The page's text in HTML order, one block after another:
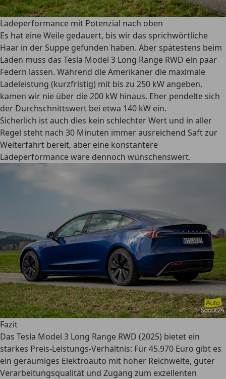
Ladeperformance mit Potenzial nach oben
Es hat eine Weile gedauert, bis wir das sprichwörtliche
Haar in der Suppe gefunden haben. Aber spätestens beim
Laden muss das Tesla Model 3 Long Range RWD ein paar
Federn lassen. Während die Amerikaner die maximale
Ladeleistung (kurzfristig) mit bis zu 250 kW angeben,
kamen wir nie über die 200 kW hinaus. Eher pendelte sich
der Durchschnittswert bei etwa 140 kW ein.
Sicherlich ist auch dies kein schlechter Wert und in aller
Regel steht nach 30 Minuten immer ausreichend Saft zur
Weiterfahrt bereit, aber eine konstantere
Ladeperformance wäre dennoch wünschenswert.
Fazit
Das Tesla Model 3 Long Range RWD (2025) bietet ein
starkes Preis-Leistungs-Verhältnis: Für 45.970 Euro gibt es
ein geräumiges Elektroauto mit hoher Reichweite, guter
Verarbeitungsqualität und Zugang zum exzellenten